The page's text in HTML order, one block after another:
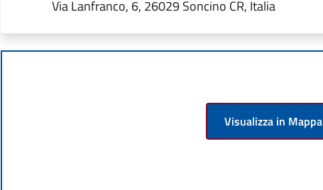
Via Lanfranco, 6, 26029 Soncino CR, Italia
Visualizza in Mappa